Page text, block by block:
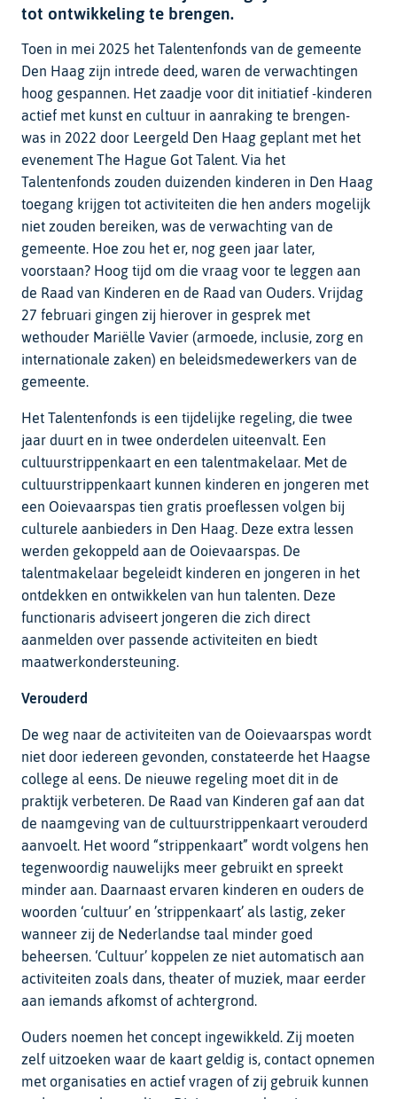
tot ontwikkeling te brengen.
Toen in mei 2025 het Talentenfonds van de gemeente
Den Haag zijn intrede deed, waren de verwachtingen
hoog gespannen. Het zaadje voor dit initiatief -kinderen
actief met kunst en cultuur in aanraking te brengen-
was in 2022 door Leergeld Den Haag geplant met het
evenement The Hague Got Talent. Via het
Talentenfonds zouden duizenden kinderen in Den Haag
toegang krijgen tot activiteiten die hen anders mogelijk
niet zouden bereiken, was de verwachting van de
gemeente. Hoe zou het er, nog geen jaar later,
voorstaan? Hoog tijd om die vraag voor te leggen aan
de Raad van Kinderen en de Raad van Ouders. Vrijdag
27 februari gingen zij hierover in gesprek met
wethouder Mariëlle Vavier (armoede, inclusie, zorg en
internationale zaken) en beleidsmedewerkers van de
gemeente.
Het Talentenfonds is een tijdelijke regeling, die twee
jaar duurt en in twee onderdelen uiteenvalt. Een
cultuurstrippenkaart en een talentmakelaar. Met de
cultuurstrippenkaart kunnen kinderen en jongeren met
een Ooievaarspas tien gratis proeflessen volgen bij
culturele aanbieders in Den Haag. Deze extra lessen
werden gekoppeld aan de Ooievaarspas. De
talentmakelaar begeleidt kinderen en jongeren in het
ontdekken en ontwikkelen van hun talenten. Deze
functionaris adviseert jongeren die zich direct
aanmelden over passende activiteiten en biedt
maatwerkondersteuning.
Verouderd
De weg naar de activiteiten van de Ooievaarspas wordt
niet door iedereen gevonden, constateerde het Haagse
college al eens. De nieuwe regeling moet dit in de
praktijk verbeteren. De Raad van Kinderen gaf aan dat
de naamgeving van de cultuurstrippenkaart verouderd
aanvoelt. Het woord “strippenkaart” wordt volgens hen
tegenwoordig nauwelijks meer gebruikt en spreekt
minder aan. Daarnaast ervaren kinderen en ouders de
woorden ‘cultuur’ en ’strippenkaart’ als lastig, zeker
wanneer zij de Nederlandse taal minder goed
beheersen. ‘Cultuur’ koppelen ze niet automatisch aan
activiteiten zoals dans, theater of muziek, maar eerder
aan iemands afkomst of achtergrond.
Ouders noemen het concept ingewikkeld. Zij moeten
zelf uitzoeken waar de kaart geldig is, contact opnemen
met organisaties en actief vragen of zij gebruik kunnen